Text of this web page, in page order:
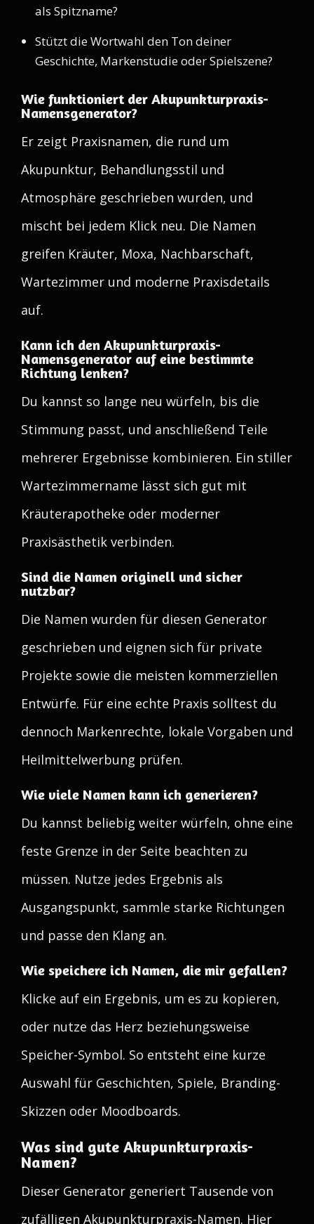
als Spitzname?
Stützt die Wortwahl den Ton deiner
Geschichte, Markenstudie oder Spielszene?
Wie funktioniert der Akupunkturpraxis-
Namensgenerator?
Er zeigt Praxisnamen, die rund um
Akupunktur, Behandlungsstil und
Atmosphäre geschrieben wurden, und
mischt bei jedem Klick neu. Die Namen
greifen Kräuter, Moxa, Nachbarschaft,
Wartezimmer und moderne Praxisdetails
auf.
Kann ich den Akupunkturpraxis-
Namensgenerator auf eine bestimmte
Richtung lenken?
Du kannst so lange neu würfeln, bis die
Stimmung passt, und anschließend Teile
mehrerer Ergebnisse kombinieren. Ein stiller
Wartezimmername lässt sich gut mit
Kräuterapotheke oder moderner
Praxisästhetik verbinden.
Sind die Namen originell und sicher
nutzbar?
Die Namen wurden für diesen Generator
geschrieben und eignen sich für private
Projekte sowie die meisten kommerziellen
Entwürfe. Für eine echte Praxis solltest du
dennoch Markenrechte, lokale Vorgaben und
Heilmittelwerbung prüfen.
Wie viele Namen kann ich generieren?
Du kannst beliebig weiter würfeln, ohne eine
feste Grenze in der Seite beachten zu
müssen. Nutze jedes Ergebnis als
Ausgangspunkt, sammle starke Richtungen
und passe den Klang an.
Wie speichere ich Namen, die mir gefallen?
Klicke auf ein Ergebnis, um es zu kopieren,
oder nutze das Herz beziehungsweise
Speicher-Symbol. So entsteht eine kurze
Auswahl für Geschichten, Spiele, Branding-
Skizzen oder Moodboards.
Was sind gute Akupunkturpraxis-
Namen?
Dieser Generator generiert Tausende von
zufälligen Akupunkturpraxis-Namen. Hier